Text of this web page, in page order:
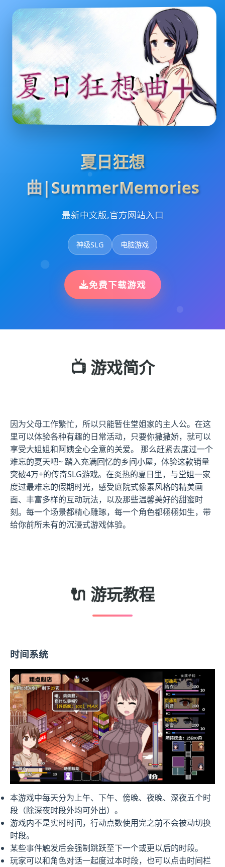
夏日狂想
曲|SummerMemories
最新中文版,官方网站入口
神级SLG 电脑游戏
免费下载游戏
📺 游戏简介
因为父母工作繁忙，所以只能暂住堂姐家的主人公。在这
里可以体验各种有趣的日常活动，只要你撒撒娇，就可以
享受大姐姐和阿姨全心全意的关爱。 那么赶紧去度过一个
难忘的夏天吧~ 踏入充满回忆的乡间小屋，体验这款销量
突破4万+的传奇SLG游戏。在炎热的夏日里，与堂姐一家
度过最难忘的假期时光，感受庭院式像素风格的精美画
面、丰富多样的互动玩法，以及那些温馨美好的甜蜜时
刻。每一个场景都精心雕琢，每一个角色都栩栩如生，带
给你前所未有的沉浸式游戏体验。
🔌 游玩教程
时间系统
本游戏中每天分为上午、下午、傍晚、夜晚、深夜五个时
段（除深夜时段外均可外出）。
游戏内不是实时时间，行动点数使用完之前不会被动切换
时段。
某些事件触发后会强制跳跃至下一个或更以后的时段。
玩家可以和角色对话一起度过本时段，也可以点击时间栏